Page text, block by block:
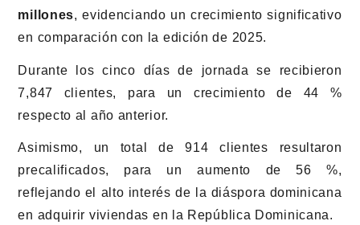
millones, evidenciando un crecimiento significativo
en comparación con la edición de 2025.
Durante los cinco días de jornada se recibieron
7,847 clientes, para un crecimiento de 44 %
respecto al año anterior.
Asimismo, un total de 914 clientes resultaron
precalificados, para un aumento de 56 %,
reflejando el alto interés de la diáspora dominicana
en adquirir viviendas en la República Dominicana.